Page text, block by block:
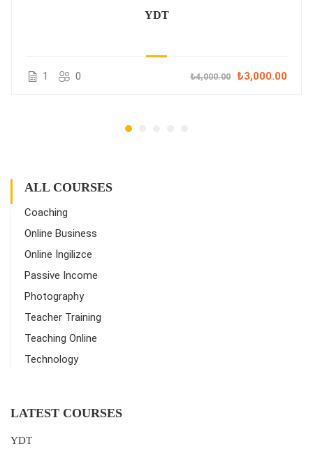
YDT
1 0 ₺4,000.00 ₺3,000.00
ALL COURSES
Coaching
Online Business
Online İngilizce
Passive Income
Photography
Teacher Training
Teaching Online
Technology
LATEST COURSES
YDT